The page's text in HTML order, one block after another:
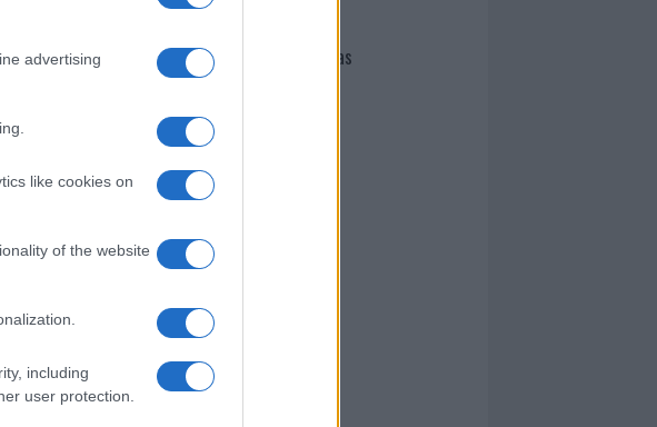
advertising
like cookies on
of the website
including
user protection.
Giovannimaria Cabras